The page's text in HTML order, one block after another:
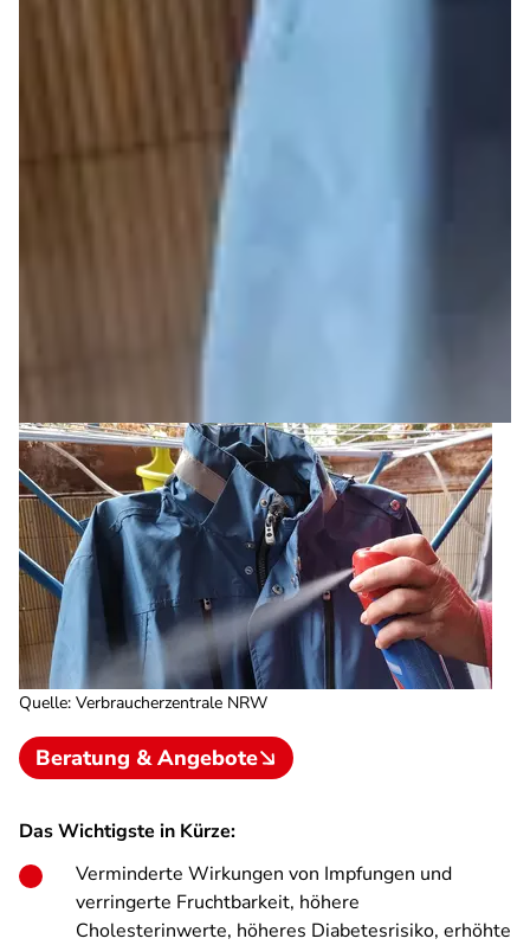
Quelle: Verbraucherzentrale NRW
Beratung & Angebote
Das Wichtigste in Kürze:
Verminderte Wirkungen von Impfungen und
verringerte Fruchtbarkeit, höhere
Cholesterinwerte, höheres Diabetesrisiko, erhöhte